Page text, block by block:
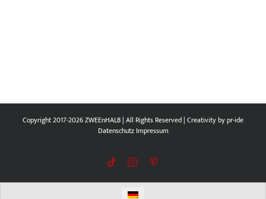
Copyright 2017-2026 ZWEEnHALB | All Rights Reserved | Creativity bypr-ide
Datenschutz Impressum
TiktokInstagram